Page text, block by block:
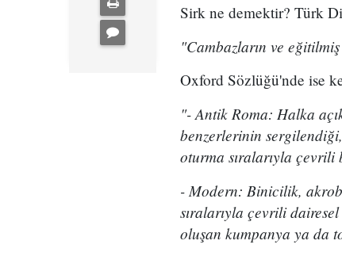
Sirk ne demektir? Türk
"Cambazların ve
Oxford Sözlüğü'nde ise
"- Antik Roma: Halka
benzerlerinin
oturma sıralarıyla çevrili
- Modern: Binicilik,
sıralarıyla çevrili
oluşan kumpanya ya da